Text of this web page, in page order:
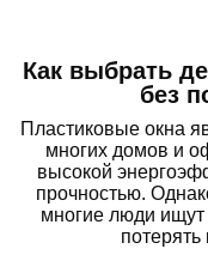
Как выбрать
без
Пластиковые окна
многих домов и
высокой
прочностью.
многие люди
потерять